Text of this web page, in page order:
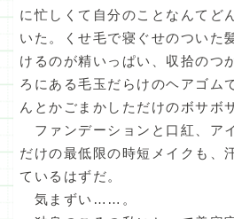
に忙しくて自分のことなんてど
いた。くせ毛で寝ぐせのついた
けるのが精いっぱい、収拾のつ
ろにある毛玉だらけのヘアゴム
んとかごまかしただけのボサボ
ファンデーションと口紅、ア
だけの最低限の時短メイクも、
ているはずだ。
気まずい……。